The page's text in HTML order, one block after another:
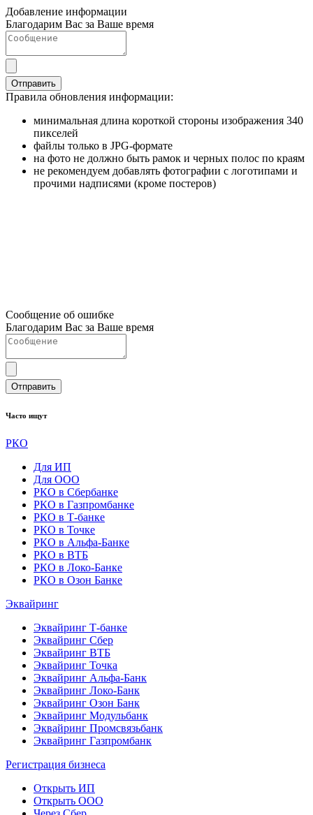
Добавление информации
Благодарим Вас за Ваше время
Отправить
Правила обновления информации:
минимальная длина короткой стороны изображения 340
пикселей
файлы только в JPG-формате
на фото не должно быть рамок и черных полос по краям
не рекомендуем добавлять фотографии с логотипами и
прочими надписями (кроме постеров)
Сообщение об ошибке
Благодарим Вас за Ваше время
Отправить
Часто ищут
РКО
Для ИП
Для ООО
РКО в Сбербанке
РКО в Газпромбанке
РКО в Т-банке
РКО в Точке
РКО в Альфа-Банке
РКО в ВТБ
РКО в Локо-Банке
РКО в Озон Банке
Эквайринг
Эквайринг Т-банке
Эквайринг Сбер
Эквайринг ВТБ
Эквайринг Точка
Эквайринг Альфа-Банк
Эквайринг Локо-Банк
Эквайринг Озон Банк
Эквайринг Модульбанк
Эквайринг Промсвязьбанк
Эквайринг Газпромбанк
Регистрация бизнеса
Открыть ИП
Открыть ООО